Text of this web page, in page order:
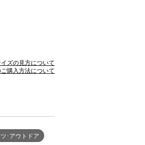
ズの見方について
購入方法について
･アウトドア